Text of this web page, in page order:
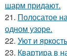
шарм придают.
21. Полосатое
одном узоре.
22. Уют и
23. Квартира в